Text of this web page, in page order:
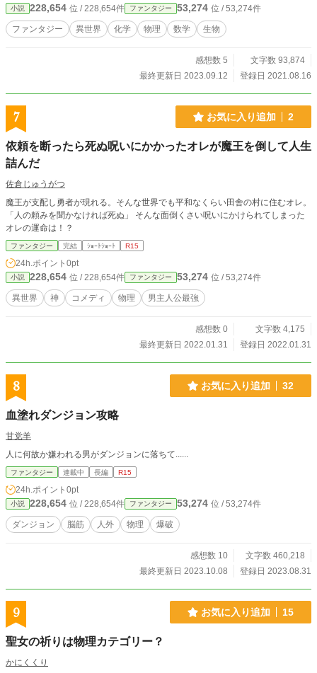
小説 228,654 位 / 228,654件 ファンタジー 53,274 位 / 53,274件
ファンタジー 異世界 化学 物理 数学 生物
感想数 5
文字数 93,874
最終更新日 2023.09.12
登録日 2021.08.16
7 お気に入り追加 2
依頼を断ったら死ぬ呪いにかかったオレが魔王を倒して人生
詰んだ
佐倉じゅうがつ
魔王が支配し勇者が現れる。そんな世界でも平和なくらい田舎の村に住むオレ。
「人の頼みを聞かなければ死ぬ」 そんな面倒くさい呪いにかけられてしまった
オレの運命は！？
ファンタジー 完結 ｼｮｰﾄｼｮｰﾄ R15
24h.ポイント 0pt
小説 228,654 位 / 228,654件 ファンタジー 53,274 位 / 53,274件
異世界 神 コメディ 物理 男主人公最強
感想数 0
文字数 4,175
最終更新日 2022.01.31
登録日 2022.01.31
8 お気に入り追加 32
血塗れダンジョン攻略
甘党羊
人に何故か嫌われる男がダンジョンに落ちて......
ファンタジー 連載中 長編 R15
24h.ポイント 0pt
小説 228,654 位 / 228,654件 ファンタジー 53,274 位 / 53,274件
ダンジョン 脳筋 人外 物理 爆破
感想数 10
文字数 460,218
最終更新日 2023.10.08
登録日 2023.08.31
9 お気に入り追加 15
聖女の祈りは物理カテゴリー？
かにくくり